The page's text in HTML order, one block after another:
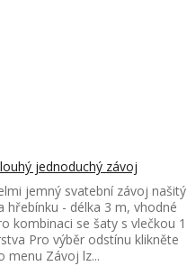
jednoduchý závoj
jemný svatební závoj našitý
hřebínku - délka 3 m, vhodné
kombinaci se šaty s vlečkou 1
Pro výběr odstínu klikněte
menu Závoj lz...